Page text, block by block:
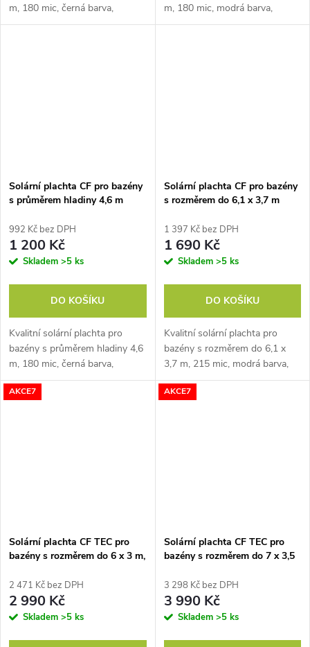
m, 180 mic, černá barva,
zabraňuje odpařování vody,
m, 180 mic, modrá barva,
zabraňuje odpařování vody,
Solární plachta CF pro bazény
s průměrem hladiny 4,6 m
992 Kč bez DPH
1 200 Kč
Skladem >5 ks
DO KOŠÍKU
Kvalitní solární plachta pro
bazény s průměrem hladiny 4,6
m, 180 mic, černá barva,
zabraňuje odpařování vody,
vodu ohřívá, vyrobená v EU
Solární plachta CF pro bazény
s rozměrem do 6,1 x 3,7 m
1 397 Kč bez DPH
1 690 Kč
Skladem >5 ks
DO KOŠÍKU
Kvalitní solární plachta pro
bazény s rozměrem do 6,1 x
3,7 m, 215 mic, modrá barva,
zabraňuje odpařování vody,
vodu ohřívá, vyrobená v EU
AKCE7
Solární plachta CF TEC pro
bazény s rozměrem do 6 x 3 m,
2 471 Kč bez DPH
2 990 Kč
Skladem >5 ks
AKCE7
Solární plachta CF TEC pro
bazény s rozměrem do 7 x 3,5
3 298 Kč bez DPH
3 990 Kč
Skladem >5 ks